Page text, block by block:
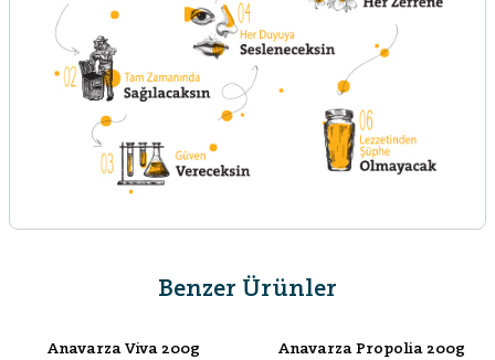
Benzer Ürünler
Anavarza Viva 200g Anavarza Propolia 200g